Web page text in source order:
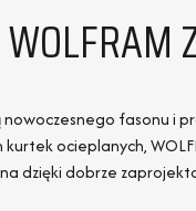
nowoczesnego fasonu i
ocieplanych,
dzięki dobrze